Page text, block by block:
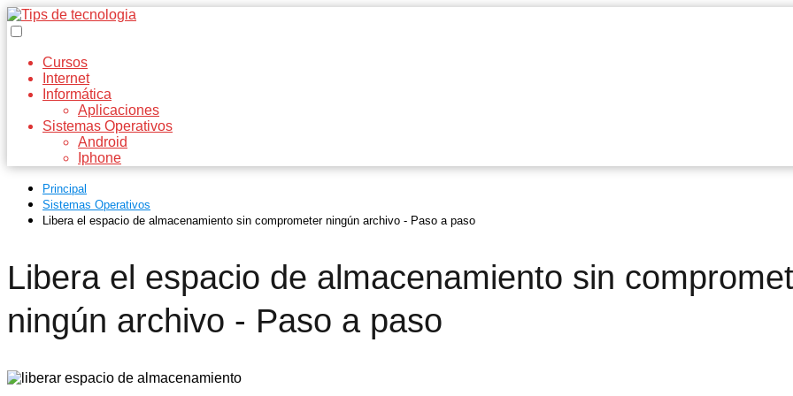
Cursos
Internet
Informática
Aplicaciones
Sistemas Operativos
Android
Iphone
Principal
Sistemas Operativos
Libera el espacio de almacenamiento sin comprometer ningún archivo - Paso a paso
Libera el espacio de almacenamiento sin
ningún archivo - Paso a paso